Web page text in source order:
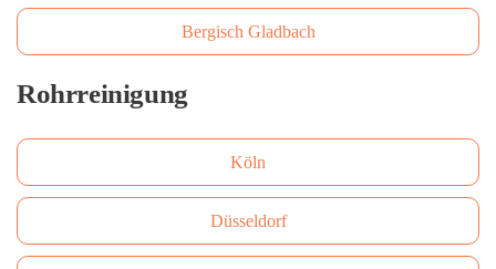
Bergisch Gladbach
Rohrreinigung
Köln
Düsseldorf